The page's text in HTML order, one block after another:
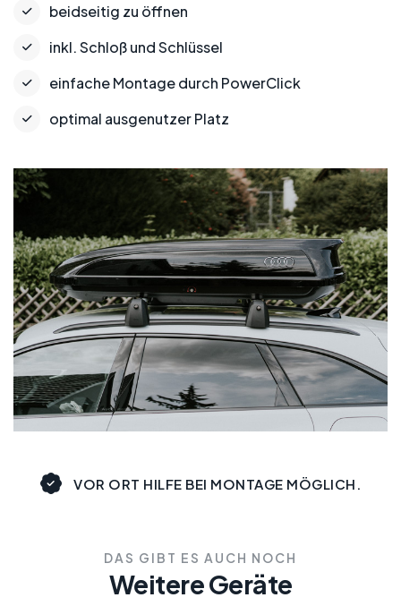
beidseitig zu öffnen
inkl. Schloß und Schlüssel
einfache Montage durch PowerClick
optimal ausgenutzer Platz
VOR ORT HILFE BEI MONTAGE MÖGLICH.
DAS GIBT ES AUCH NOCH
Weitere Geräte